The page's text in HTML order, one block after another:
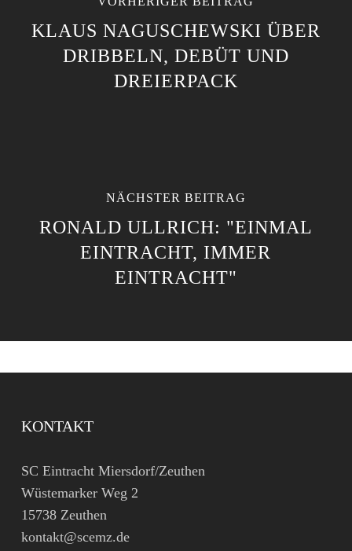
KLAUS NAGUSCHEWSKI ÜBER
DRIBBELN, DEBÜT UND
DREIERPACK
NÄCHSTER BEITRAG
RONALD ULLRICH: "EINMAL
EINTRACHT, IMMER
EINTRACHT"
KONTAKT
SC Eintracht Miersdorf/Zeuthen
Wüstemarker Weg 2
15738 Zeuthen
kontakt@scemz.de